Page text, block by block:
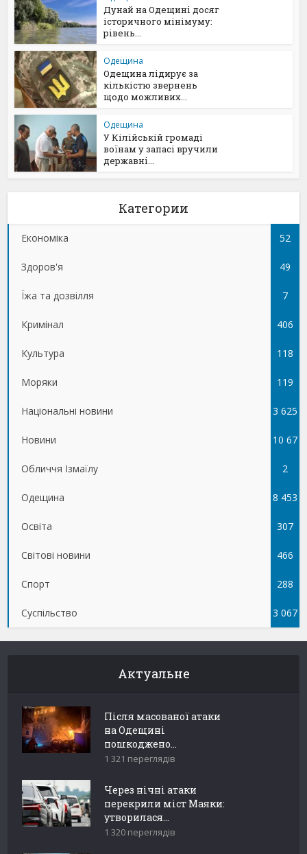
Дунай на Одещині досяг
історичного мінімуму:
рівень...
Одещина
Одещина лідирує за
кількістю звернень
щодо можливих...
Одещина
У Кілійській громаді
воїнам у запасі вручили
державні...
Категории
Економіка 52
Здоров'я 49
Їжа та дозвілля 7
Кримінал 406
Культура 118
Моряки 119
Національні новини 3 625
Новини 10 67
5
Обличчя Ізмаїлу 2
Одещина 8 453
Освіта 307
Світові новини 466
Спорт 288
Суспільство 3 067
Актуальне
Після масованої атаки
на Одещині
пошкоджено...
1 321 переглядів
Через нічні атаки
перекрили міст Маяки:
утворилася...
1 320 переглядів